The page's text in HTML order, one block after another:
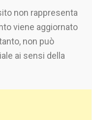
non rappresenta
viene aggiornato
non può
ai sensi della